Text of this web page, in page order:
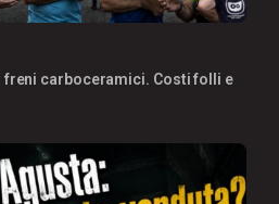
freni carboceramici. Costi folli e